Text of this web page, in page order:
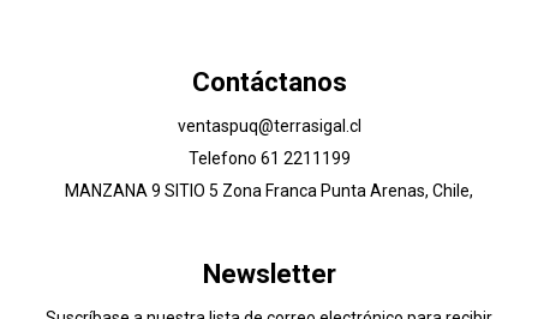
Contáctanos
ventaspuq@terrasigal.cl
Telefono 61 2211199
MANZANA 9 SITIO 5 Zona Franca Punta Arenas, Chile,
Newsletter